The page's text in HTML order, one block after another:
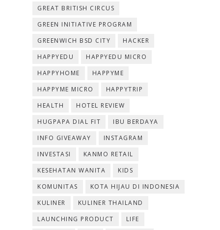
GREAT BRITISH CIRCUS
GREEN INITIATIVE PROGRAM
GREENWICH BSD CITY
HACKER
HAPPYEDU
HAPPYEDU MICRO
HAPPYHOME
HAPPYME
HAPPYME MICRO
HAPPYTRIP
HEALTH
HOTEL REVIEW
HUGPAPA DIAL FIT
IBU BERDAYA
INFO GIVEAWAY
INSTAGRAM
INVESTASI
KANMO RETAIL
KESEHATAN WANITA
KIDS
KOMUNITAS
KOTA HIJAU DI INDONESIA
KULINER
KULINER THAILAND
LAUNCHING PRODUCT
LIFE